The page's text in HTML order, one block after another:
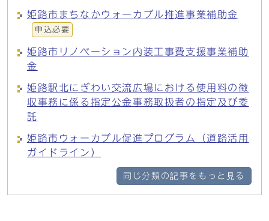
姫路市まちなかウォーカブル推進事業補助金
申込必要
姫路市リノベーション内装工事費支援事業補助
金
姫路駅北にぎわい交流広場における使用料の徴
収事務に係る指定公金事務取扱者の指定及び委
託
姫路市ウォーカブル促進プログラム（道路活用
ガイドライン）
同じ分類の記事をもっと見る